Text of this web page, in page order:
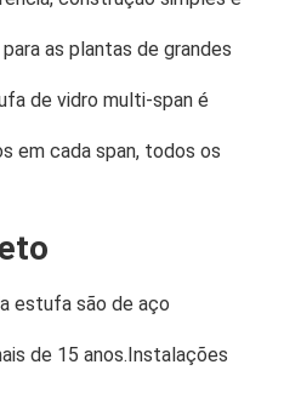
as plantas de grandes
de vidro multi-span é
em cada span, todos os
estufa são de aço
de 15 anos.Instalações